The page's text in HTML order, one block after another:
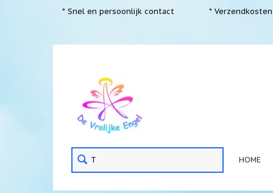
* Snel en persoonlijk contact *
HOME